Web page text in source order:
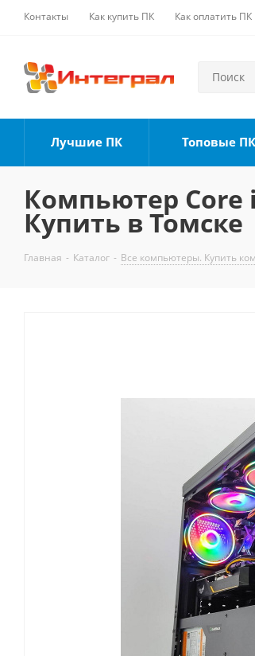
Контакты Как купить ПК Как оплатить ПК
Лучшие ПК Топовые
Компьютер Core
Купить в Томске
Главная - Каталог - Все компьютеры. Купить